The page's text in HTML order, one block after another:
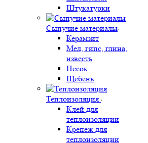
Штукатурки
Сыпучие материалы
Керамзит
Мел, гипс, глина,
известь
Песок
Щебень
Теплоизоляция
Клей для
теплоизоляции
Крепеж для
теплоизоляции